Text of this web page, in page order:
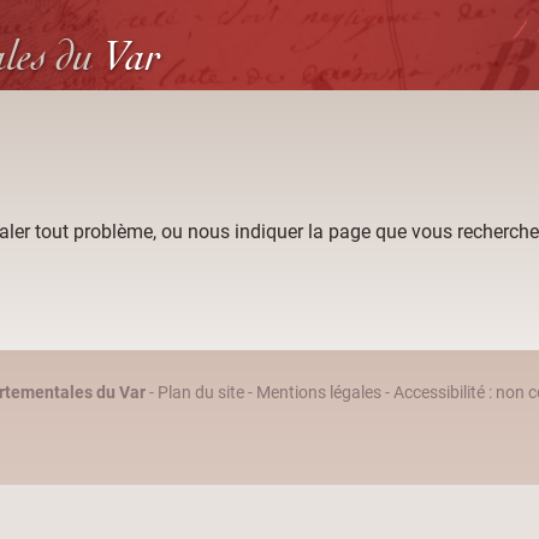
du Var
tout problème, ou nous indiquer la page que vous
du Var- Plan du site- Mentions légales-Accessibilité : non